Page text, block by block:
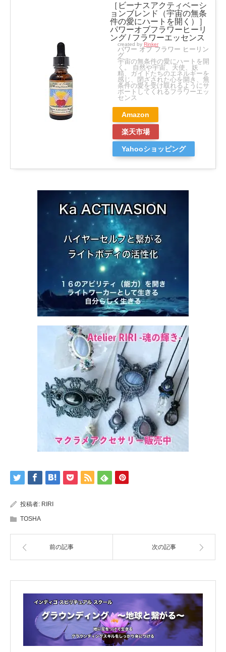
［ビーナスアクティベーシ
ョンブレンド（宇宙の無条
件の愛にハートを開く）］
パワーオブフラワーヒーリ
ング / フラワーエッセンス
created by Rinker
パワー オブ フラワー ヒーリン
グ
宇宙の無条件の愛にハートを開
く。 自然や宇宙、天使、妖
精、ガイドたちのエネルギーを
感じ、閉ざされた心を開き、無
条件の愛を受け取れるようにサ
ポートしてくれるフラワーエッ
センス
Amazon
楽天市場
Yahooショッピング
投稿者: RIRI
TOSHA
前の記事 次の記事